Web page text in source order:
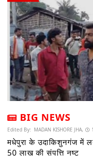
BIG NEWS
Edited By: MADAN KISHORE JHA,
मधेपुरा के उदाकिशुनगंज में
50 लाख की संपत्ति नष्ट